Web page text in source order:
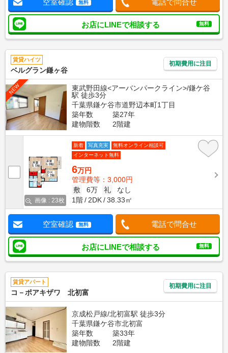
空室確認 無料 電話で問合せ
お店にLINEで相談する 無料
賃貸ハイツ
ベルグラン鎌ヶ谷
初期費用に注目
NEW
東武野田線<アーバンパークライン>/鎌ケ谷
駅 徒歩3分
千葉県鎌ケ谷市道野辺本町1丁目
築年数
築27年
建物階数
2階建
画像 : 23枚
新着 写真充実
無料オンライン相談可
インターネット無料
6万円
管理費等：3,000円
敷
6万 礼
なし
1階
2DK 38.33㎡
空室確認 無料 電話で問合せ
お店にLINEで相談する 無料
賃貸アパート
コ－ポアキザワ 北初富
初期費用に注目
京成松戸線/北初富駅 徒歩3分
千葉県鎌ケ谷市北初富
築年数
築33年
建物階数
2階建